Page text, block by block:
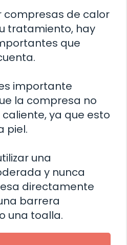
compresas de calor
tratamiento, hay
que
importante
la compresa no
ya que esto
piel.
una
y nunca
directamente
barrera
una toalla.